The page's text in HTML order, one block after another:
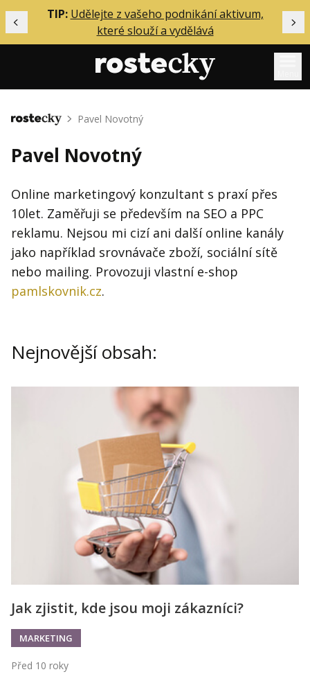
Předchozí
TIP: Udělejte z vašeho podnikání aktivum,
které slouží a vydělává
Mentoring
Solo
Akce
Inzerce
O mně
Přihlášení
Hledat
Domů Pavel Novotný
Pavel Novotný
Online marketingový konzultant s praxí přes
10let. Zaměřuji se především na SEO a PPC
reklamu. Nejsou mi cizí ani další online kanály
jako například srovnávače zboží, sociální sítě
nebo mailing. Provozuji vlastní e-shop
pamlskovnik.cz.
Nejnovější obsah:
Jak zjistit, kde jsou moji zákazníci?
MARKETING
Před 10 roky